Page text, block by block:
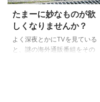
行直前にニコンダイレクトか
ら届いたNikon Zfc ブラックの
クリムゾンレッドと発売ほや
ほやだったNIKKOR Z DX
24mm f/1.7を付けて持ってい
たまーに妙なものが欲
しくなりませんか？
よく深夜とかにTVを見ている
と、謎の海外通販番組をその